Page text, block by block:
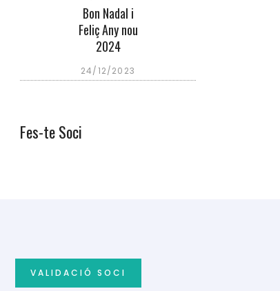
Bon Nadal i
Feliç Any nou
2024
24/12/2023
Fes-te Soci
VALIDACIÓ SOCI